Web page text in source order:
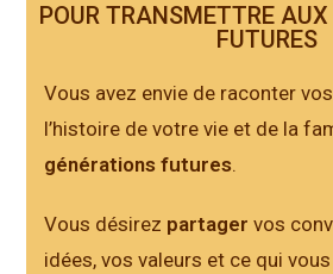
POUR TRANSMETTRE
FUTURES
Vous avez envie de raconter
l’histoire de votre vie et de la
générations futures.
Vous désirez partagervos
idées, vos valeurs et ce qui